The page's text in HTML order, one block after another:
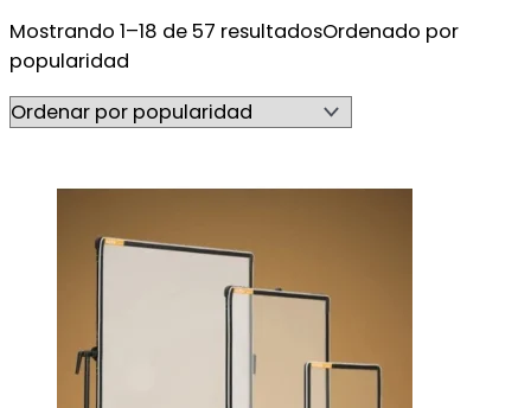
Mostrando 1–18 de 57 resultadosOrdenado por
popularidad